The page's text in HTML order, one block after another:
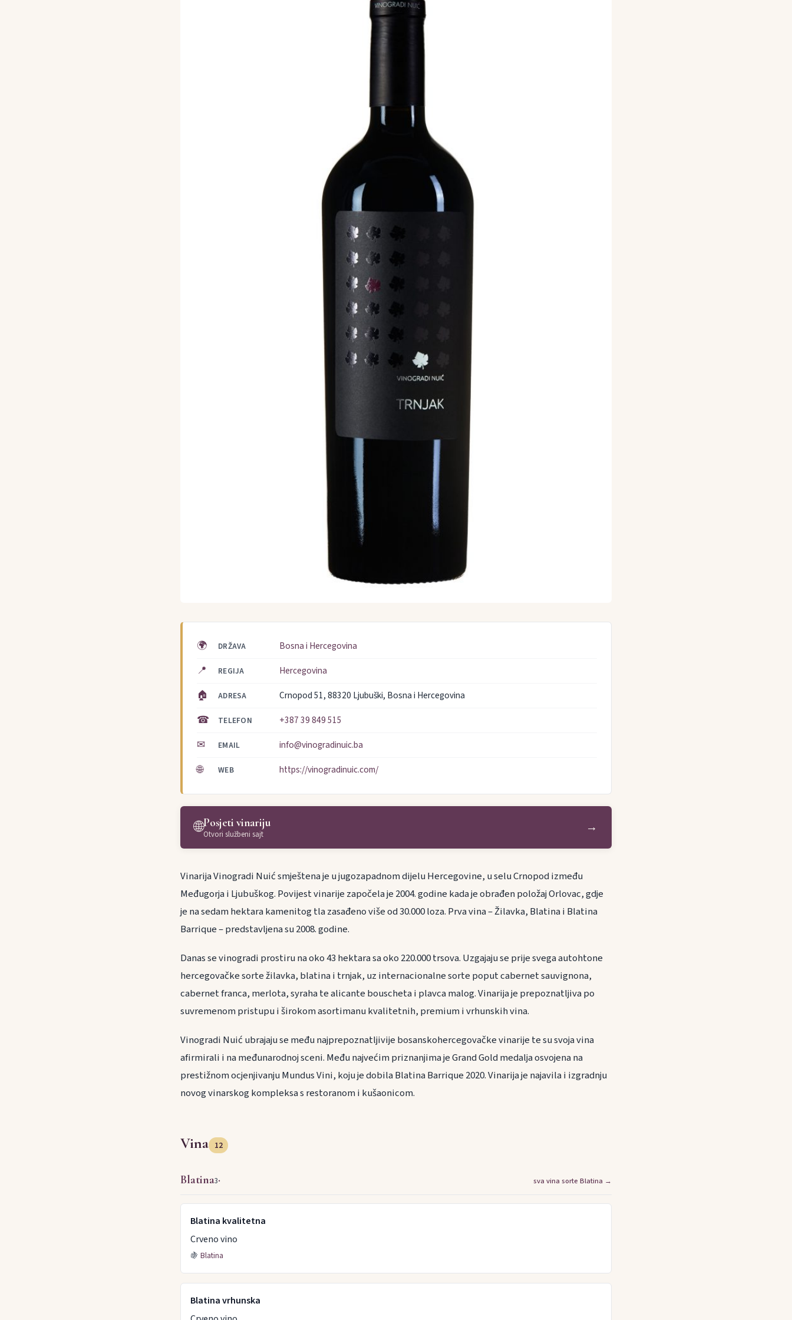
🌍 DRŽAVA Bosna i Hercegovina
📍 REGIJA Hercegovina
🏠 ADRESA Crnopod 51, 88320 Ljubuški, Bosna i Hercegovina
☎ TELEFON +387 39 849 515
✉ EMAIL info@vinogradinuic.ba
🌐 WEB https://vinogradinuic.com/
🌐Posjeti vinariju
Otvori službeni sajt →
Vinarija Vinogradi Nuić smještena je u jugozapadnom dijelu Hercegovine, u selu Crnopod između
Međugorja i Ljubuškog. Povijest vinarije započela je 2004. godine kada je obrađen položaj Orlovac, gdje
je na sedam hektara kamenitog tla zasađeno više od 30.000 loza. Prva vina – Žilavka, Blatina i Blatina
Barrique – predstavljena su 2008. godine.
Danas se vinogradi prostiru na oko 43 hektara sa oko 220.000 trsova. Uzgajaju se prije svega autohtone
hercegovačke sorte žilavka, blatina i trnjak, uz internacionalne sorte poput cabernet sauvignona,
cabernet franca, merlota, syraha te alicante bouscheta i plavca malog. Vinarija je prepoznatljiva po
suvremenom pristupu i širokom asortimanu kvalitetnih, premium i vrhunskih vina.
Vinogradi Nuić ubrajaju se među najprepoznatljivije bosanskohercegovačke vinarije te su svoja vina
afirmirali i na međunarodnoj sceni. Među najvećim priznanjima je Grand Gold medalja osvojena na
prestižnom ocjenjivanju Mundus Vini, koju je dobila Blatina Barrique 2020. Vinarija je najavila i izgradnju
novog vinarskog kompleksa s restoranom i kušaonicom.
Vina 12
Blatina3· sva vina sorte Blatina →
Blatina kvalitetna
Crveno vino
🍇 Blatina
Blatina vrhunska